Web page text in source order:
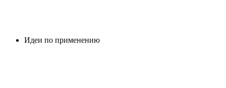
Идеи по применению